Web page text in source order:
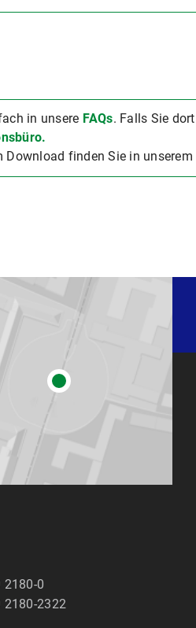
in unsere FAQs. Falls Sie
Download finden Sie in unserem
2180-0
2180-2322